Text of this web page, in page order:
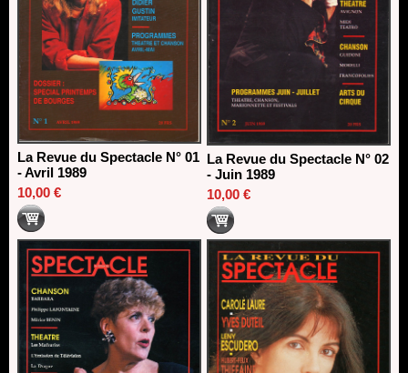
La Revue du Spectacle N° 01
- Avril 1989
10,00 €
La Revue du Spectacle N° 02
- Juin 1989
10,00 €